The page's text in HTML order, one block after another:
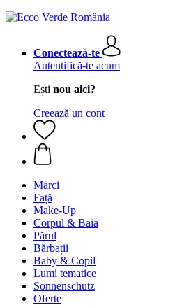
Conectează-te
Autentifică-te acum
Ești nou aici?
Creează un cont
Marci
Față
Make-Up
Corpul & Baia
Părul
Bărbații
Baby & Copil
Lumi tematice
Sonnenschutz
Oferte